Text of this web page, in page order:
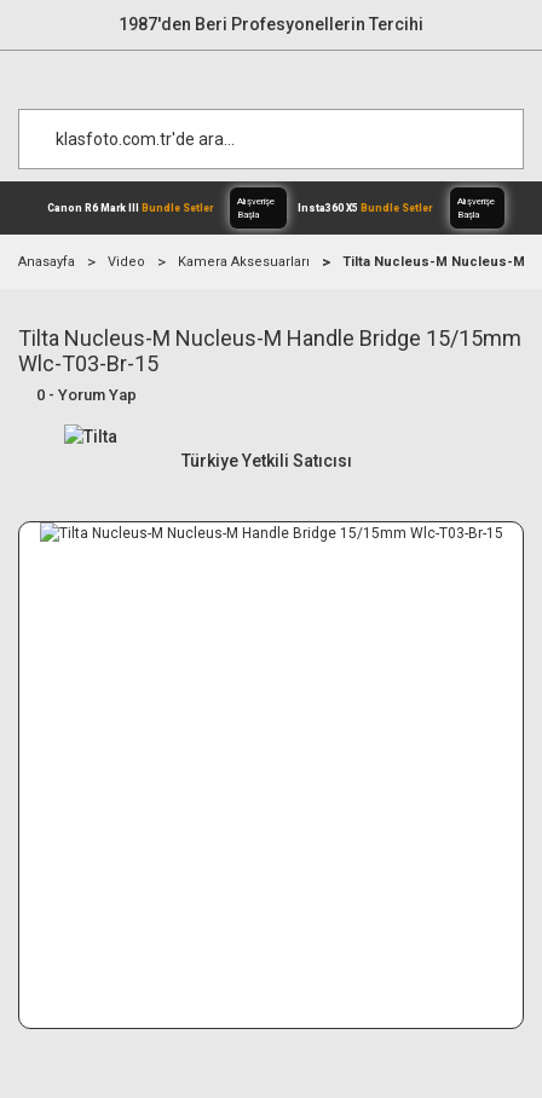
1987'den Beri Profesyonellerin Tercihi
Canon R6 Mark IIIBundle Setler
Alışverişe
Anasayfa Video Kamera Aksesuarları Tilta Nucleus-M Nucleus-M
Tilta Nucleus-M Nucleus-M Handle Bridge 15/15mm
Wlc-T03-Br-15
0 - Yorum Yap
Türkiye Yetkili Satıcısı